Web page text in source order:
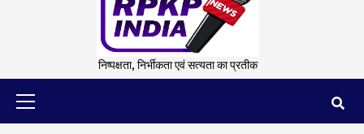
निष्पक्षता, निर्भीकता एवं सत्यता का प्रतीक
Primary